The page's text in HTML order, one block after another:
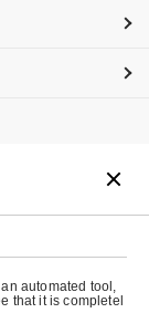
automated tool,
that it is completel